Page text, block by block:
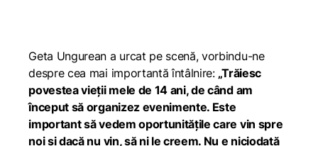
Geta Ungurean a urcat pe scenă, vorbindu-ne
despre cea mai importantă întâlnire: „Trăiesc
povestea vieții mele de 14 ani, de când am
început să organizez evenimente. Este
important să vedem oportunitățile care vin spre
noi şi dacă nu vin, să ni le creem. Nu e niciodată